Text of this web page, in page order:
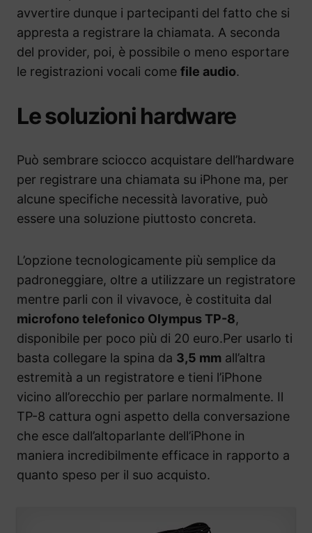
avvertire dunque i partecipanti del fatto che si
appresta a registrare la chiamata. A seconda
del provider, poi, è possibile o meno esportare
le registrazioni vocali come file audio.
Le soluzioni hardware
Può sembrare sciocco acquistare dell’hardware
per registrare una chiamata su iPhone ma, per
alcune specifiche necessità lavorative, può
essere una soluzione piuttosto concreta.
L’opzione tecnologicamente più semplice da
padroneggiare, oltre a utilizzare un registratore
mentre parli con il vivavoce, è costituita dal
microfono telefonico Olympus TP-8,
disponibile per poco più di 20 euro.Per usarlo ti
basta collegare la spina da 3,5 mm all’altra
estremità a un registratore e tieni l’iPhone
vicino all’orecchio per parlare normalmente. Il
TP-8 cattura ogni aspetto della conversazione
che esce dall’altoparlante dell’iPhone in
maniera incredibilmente efficace in rapporto a
quanto speso per il suo acquisto.